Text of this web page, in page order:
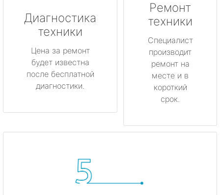
Диагностика
техники
Цена за ремонт
будет известна
после бесплатной
диагностики.
Ремонт
техники
Специалист
производит
ремонт на
месте и в
короткий
срок.